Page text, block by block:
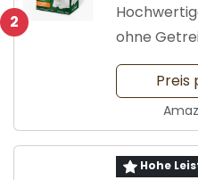
2
ohne
Zucker
Preis
Hohe